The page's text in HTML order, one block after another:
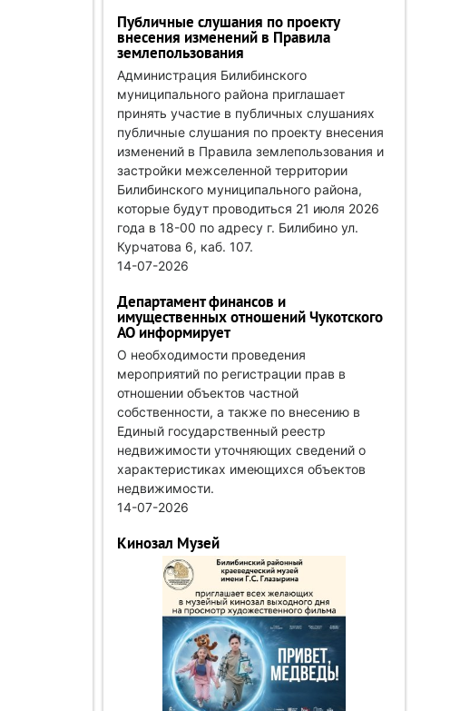
Публичные слушания по проекту
внесения изменений в Правила
землепользования
Администрация Билибинского
муниципального района приглашает
принять участие в публичных слушаниях
публичные слушания по проекту внесения
изменений в Правила землепользования и
застройки межселенной территории
Билибинского муниципального района,
которые будут проводиться 21 июля 2026
года в 18-00 по адресу г. Билибино ул.
Курчатова 6, каб. 107.
14-07-2026
Департамент финансов и
имущественных отношений Чукотского
АО информирует
О необходимости проведения
мероприятий по регистрации прав в
отношении объектов частной
собственности, а также по внесению в
Единый государственный реестр
недвижимости уточняющих сведений о
характеристиках имеющихся объектов
недвижимости.
14-07-2026
Кинозал Музей